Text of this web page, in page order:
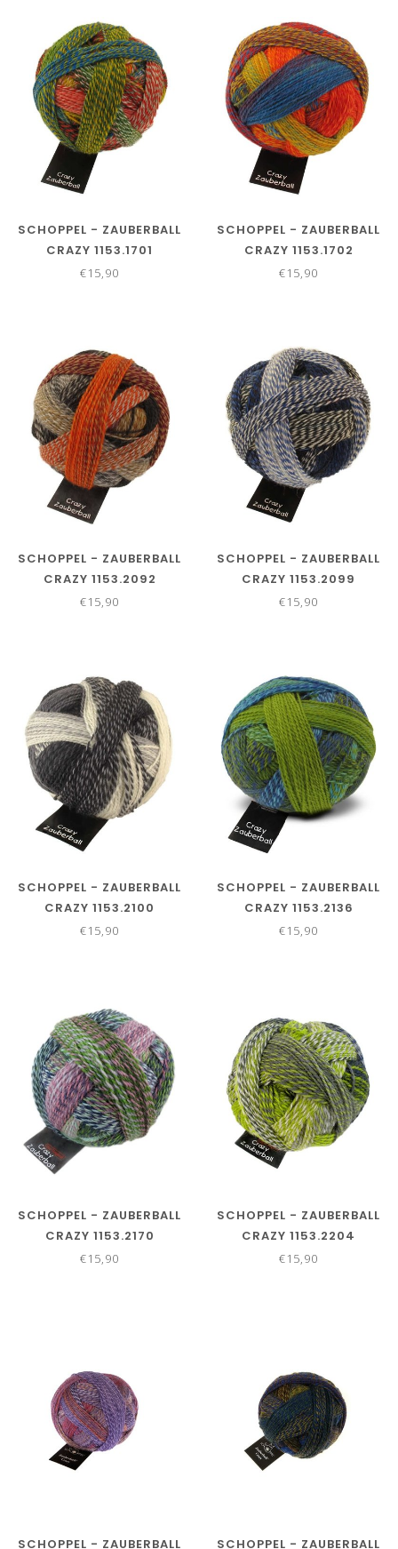
SCHOPPEL - ZAUBERBALL
CRAZY 1153.1701
€15,90
SCHOPPEL - ZAUBERBALL
CRAZY 1153.1702
€15,90
SCHOPPEL - ZAUBERBALL
CRAZY 1153.2092
€15,90
SCHOPPEL - ZAUBERBALL
CRAZY 1153.2099
€15,90
SCHOPPEL - ZAUBERBALL
CRAZY 1153.2100
€15,90
SCHOPPEL - ZAUBERBALL
CRAZY 1153.2136
€15,90
SCHOPPEL - ZAUBERBALL
CRAZY 1153.2170
€15,90
SCHOPPEL - ZAUBERBALL
CRAZY 1153.2204
€15,90
SCHOPPEL - ZAUBERBALL SCHOPPEL - ZAUBERBALL